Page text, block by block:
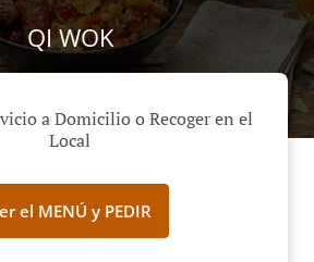
QI WOK
a Domicilio o Recoger en el
Local
el MENÚ y PEDIR